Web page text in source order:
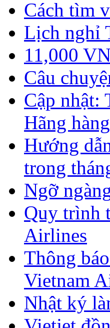
Cách tìm
Lịch nghỉ
11,000
Câu
Cập nhật:
Hãng
Hướng
trong
Ngỡ
Quy trình
Airlines
Thông
Vietnam
Nhật ký